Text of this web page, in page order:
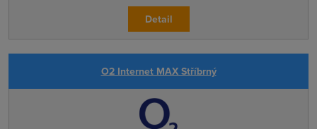
Detail
O2 Internet MAX Stříbrný